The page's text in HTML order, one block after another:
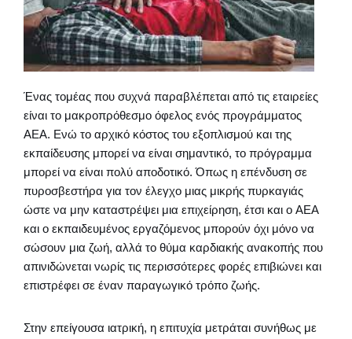
Ένας τομέας που συχνά παραβλέπεται από τις εταιρείες
είναι το μακροπρόθεσμο όφελος ενός προγράμματος
AEΑ. Ενώ το αρχικό κόστος του εξοπλισμού και της
εκπαίδευσης μπορεί να είναι σημαντικό, το πρόγραμμα
μπορεί να είναι πολύ αποδοτικό. Όπως η επένδυση σε
πυροσβεστήρα για τον έλεγχο μιας μικρής πυρκαγιάς
ώστε να μην καταστρέψει μια επιχείρηση, έτσι και ο AEΑ
και ο εκπαιδευμένος εργαζόμενος μπορούν όχι μόνο να
σώσουν μια ζωή, αλλά το θύμα καρδιακής ανακοπής που
απινιδώνεται νωρίς τις περισσότερες φορές επιβιώνει και
επιστρέφει σε έναν παραγωγικό τρόπο ζωής.
Στην επείγουσα ιατρική, η επιτυχία μετράται συνήθως με